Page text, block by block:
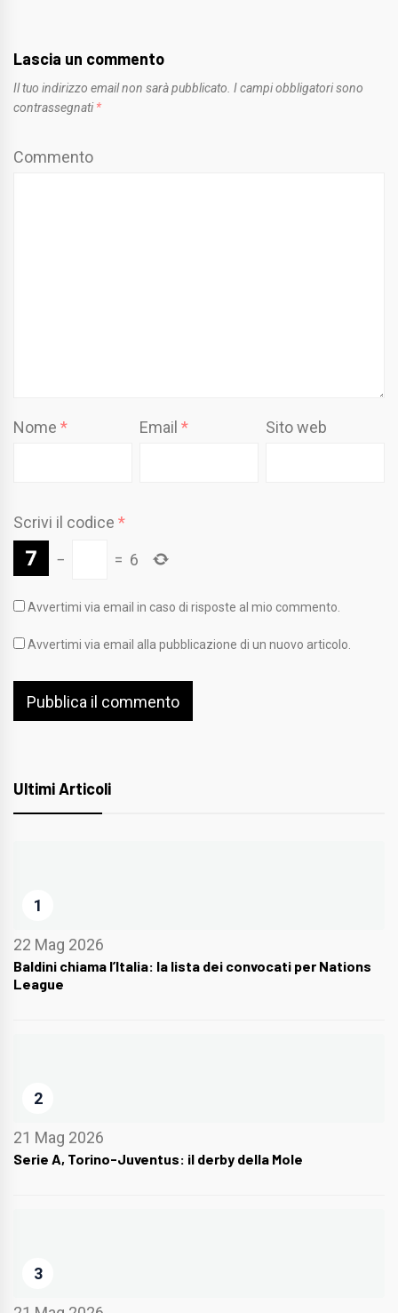
Lascia un commento
Il tuo indirizzo email non sarà pubblicato. I campi obbligatori sono
contrassegnati *
Commento
Nome * Email* Sito web
Scrivi il codice *
−
= 6
Avvertimi via email in caso di risposte al mio commento.
Avvertimi via email alla pubblicazione di un nuovo articolo.
Ultimi Articoli
1
22 Mag 2026
Baldini chiama l’Italia: la lista dei convocati per Nations
League
2
21 Mag 2026
Serie A, Torino-Juventus: il derby della Mole
3